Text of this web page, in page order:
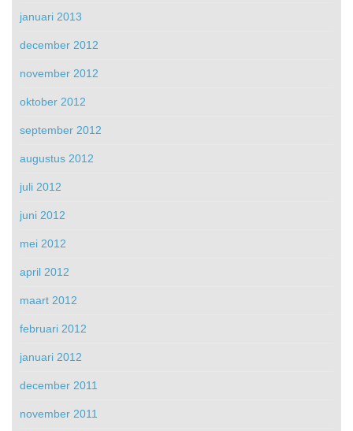
januari 2013
december 2012
november 2012
oktober 2012
september 2012
augustus 2012
juli 2012
juni 2012
mei 2012
april 2012
maart 2012
februari 2012
januari 2012
december 2011
november 2011